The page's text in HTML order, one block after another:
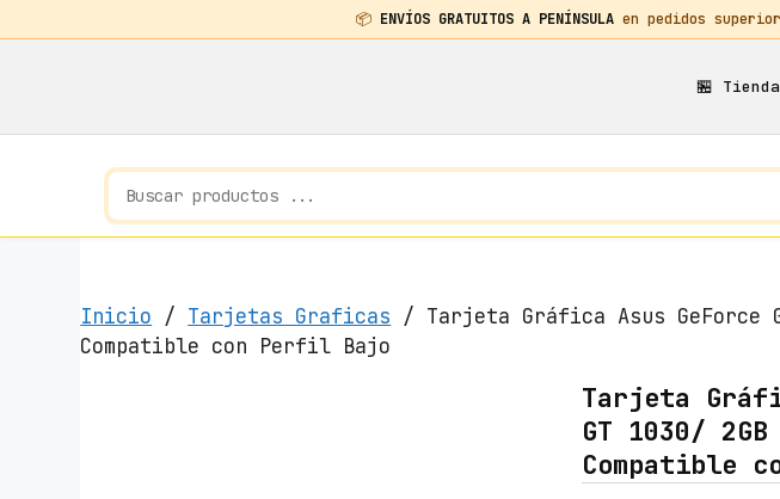
📦 ENVÍOS GRATUITOS A PENÍNSULA en pedidos
🏪 Tienda
Inicio / Tarjetas Graficas / Tarjeta Gráfica Asus GeForce
Compatible con Perfil Bajo
Tarjeta
GT 1030/ 2GB
Compatible